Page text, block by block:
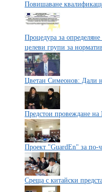
Повишаване
Процедура за
целеви групи за
Цветан Симеонов: Дали
Предстои провеждане
Проект "GuardEn" за по-
Среща с китайски